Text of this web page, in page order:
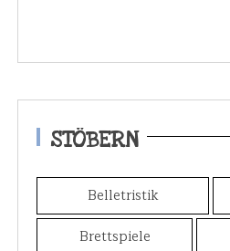
STÖBERN
Belletristik
Brettspiele